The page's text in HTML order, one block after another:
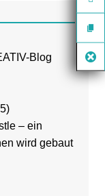
Blog
– ein
wird gebaut